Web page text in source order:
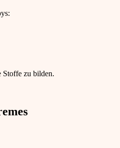
Stoffe zu bilden.